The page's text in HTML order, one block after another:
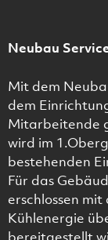
Neubau
Mit dem
dem
Mitarbeitende
wird im
bestehenden
Für das
erschlossen
Kühlenergie